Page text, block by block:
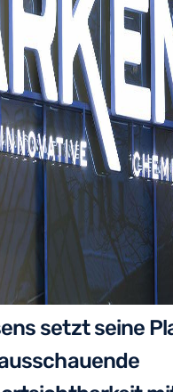
setzt seine